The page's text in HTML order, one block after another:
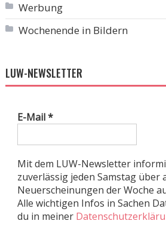
Werbung
Wochenende in Bildern
LUW-NEWSLETTER
E-Mail*
Mit dem LUW-Newsletter
zuverlässig jeden Samstag über
Neuerscheinungen der Woche
Alle wichtigen Infos in Sachen
du in meiner